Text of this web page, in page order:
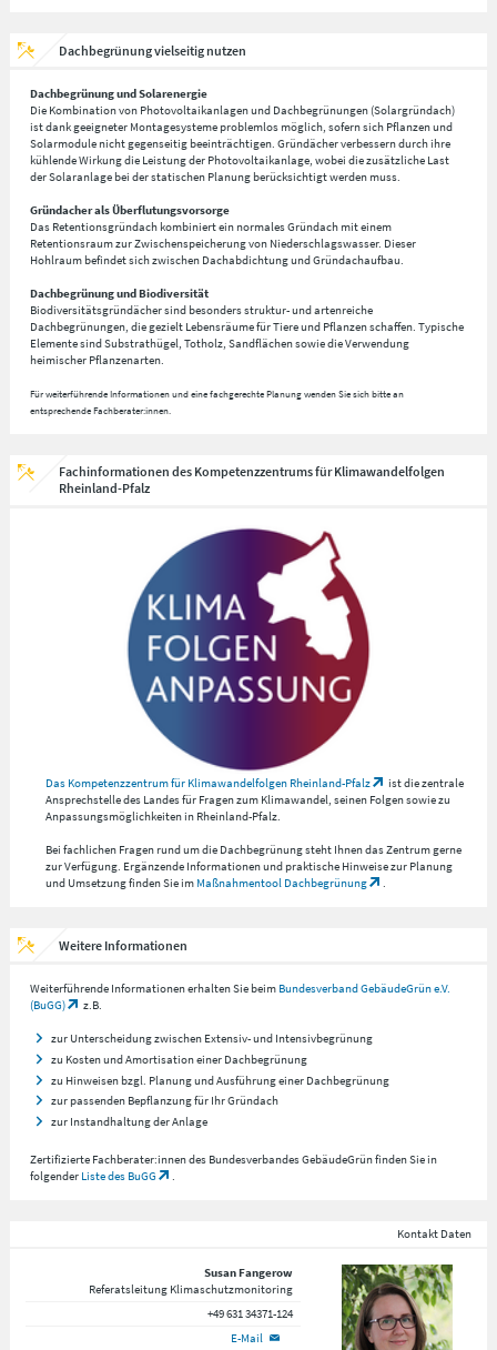
Dachbegrünung vielseitig nutzen
Dachbegrünung und Solarenergie
Die Kombination von Photovoltaikanlagen und Dachbegrünungen (Solargründach)
ist dank geeigneter Montagesysteme problemlos möglich, sofern sich Pflanzen und
Solarmodule nicht gegenseitig beeinträchtigen. Gründächer verbessern durch ihre
kühlende Wirkung die Leistung der Photovoltaikanlage, wobei die zusätzliche Last
der Solaranlage bei der statischen Planung berücksichtigt werden muss.
Gründacher als Überflutungsvorsorge
Das Retentionsgründach kombiniert ein normales Gründach mit einem
Retentionsraum zur Zwischenspeicherung von Niederschlagswasser. Dieser
Hohlraum befindet sich zwischen Dachabdichtung und Gründachaufbau.
Dachbegrünung und Biodiversität
Biodiversitätsgründächer sind besonders struktur- und artenreiche
Dachbegrünungen, die gezielt Lebensräume für Tiere und Pflanzen schaffen. Typische
Elemente sind Substrathügel, Totholz, Sandflächen sowie die Verwendung
heimischer Pflanzenarten.
Für weiterführende Informationen und eine fachgerechte Planung wenden Sie sich bitte an
entsprechende Fachberater:innen.
Fachinformationen des Kompetenzzentrums für Klimawandelfolgen
Rheinland-Pfalz
Das Kompetenzzentrum für Klimawandelfolgen Rheinland-Pfalz
ist die zentrale
Ansprechstelle des Landes für Fragen zum Klimawandel, seinen Folgen sowie zu
Anpassungsmöglichkeiten in Rheinland-Pfalz.
Bei fachlichen Fragen rund um die Dachbegrünung steht Ihnen das Zentrum gerne
zur Verfügung. Ergänzende Informationen und praktische Hinweise zur Planung
und Umsetzung finden Sie im Maßnahmentool Dachbegrünung .
Weitere Informationen
Weiterführende Informationen erhalten Sie beim Bundesverband GebäudeGrün e.V.
(BuGG)
z.B.
zur Unterscheidung zwischen Extensiv- und Intensivbegrünung
zu Kosten und Amortisation einer Dachbegrünung
zu Hinweisen bzgl. Planung und Ausführung einer Dachbegrünung
zur passenden Bepflanzung für Ihr Gründach
zur Instandhaltung der Anlage
Zertifizierte Fachberater:innen des Bundesverbandes GebäudeGrün finden Sie in
folgender Liste des BuGG .
Kontakt Daten
Susan Fangerow
Referatsleitung Klimaschutzmonitoring
+49 631 34371-124
E-Mail